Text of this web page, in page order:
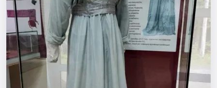
Города
Площадки
Артисты